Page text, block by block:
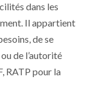
dans les
Il appartient
de se
de l’autorité
RATP pour la